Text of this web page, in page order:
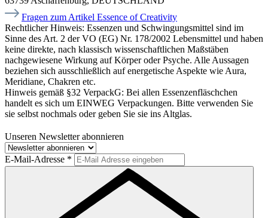
Fragen zum Artikel Essence of Creativity
Rechtlicher Hinweis: Essenzen und Schwingungsmittel sind im
Sinne des Art. 2 der VO (EG) Nr. 178/2002 Lebensmittel und haben
keine direkte, nach klassisch wissenschaftlichen Maßstäben
nachgewiesene Wirkung auf Körper oder Psyche. Alle Aussagen
beziehen sich ausschließlich auf energetische Aspekte wie Aura,
Meridiane, Chakren etc.
Hinweis gemäß §32 VerpackG: Bei allen Essenzenfläschchen
handelt es sich um EINWEG Verpackungen. Bitte verwenden Sie
sie selbst nochmals oder geben Sie sie ins Altglas.
Unseren Newsletter abonnieren
E-Mail-Adresse *